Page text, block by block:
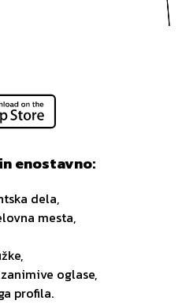
enostavno:
dela,
mesta,
oglase,
profila.